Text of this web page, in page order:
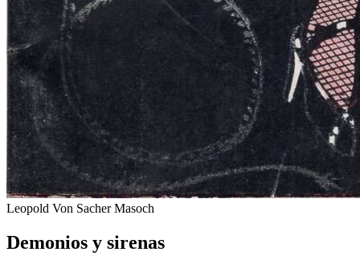
Leopold Von Sacher Masoch
Demonios y sirenas